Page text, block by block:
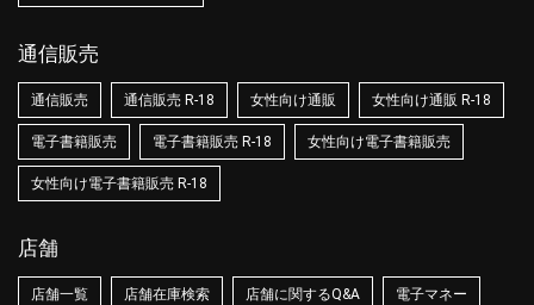
通信販売
通信販売 通信販売 R-18 女性向け通販 女性向け通販 R-18
電子書籍販売 電子書籍販売 R-18 女性向け電子書籍販売
女性向け電子書籍販売 R-18
店舗
店舗一覧 店舗在庫検索 店舗に関するQ&A 電子マネー